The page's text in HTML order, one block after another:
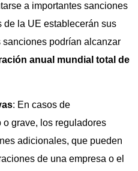
a importantes sanciones
de la UE establecerán sus
sanciones podrían alcanzar
anual mundial total de
: En casos de
grave, los reguladores
adicionales, que pueden
de una empresa o el